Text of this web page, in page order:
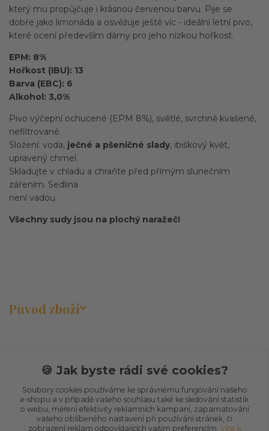
který mu propůjčuje i krásnou červenou barvu. Pije se
dobře jako limonáda a osvěžuje ještě víc - ideální letní pivo,
které ocení především dámy pro jeho nízkou hořkost.
EPM: 8%
Hořkost (IBU): 13
Barva (EBC): 6
Alkohol: 3,0%
Pivo výčepní ochucené (EPM 8%), světlé, svrchně kvašené,
nefiltrované.
Složení: voda, ječné a pšeničné slady, ibiškový květ,
upravený chmel.
Skladujte v chladu a chraňte před přímým slunečním
zářením. Sedlina
není vadou.
Všechny sudy jsou na plochý naražeč!
Původ zboží
Zboží zařazeno v kategoriích
E-SHOP
🍪 Jak byste rádi své cookies?
Soubory cookies používáme ke správnému fungování našeho
e-shopu a v případě vašeho souhlasu také ke sledování statistik
o webu, měření efektivity reklamních kampaní, zapamatování
vašeho oblíbeného nastavení při používání stránek, či
zobrazení reklam odpovídajících vašim preferencím. Více k